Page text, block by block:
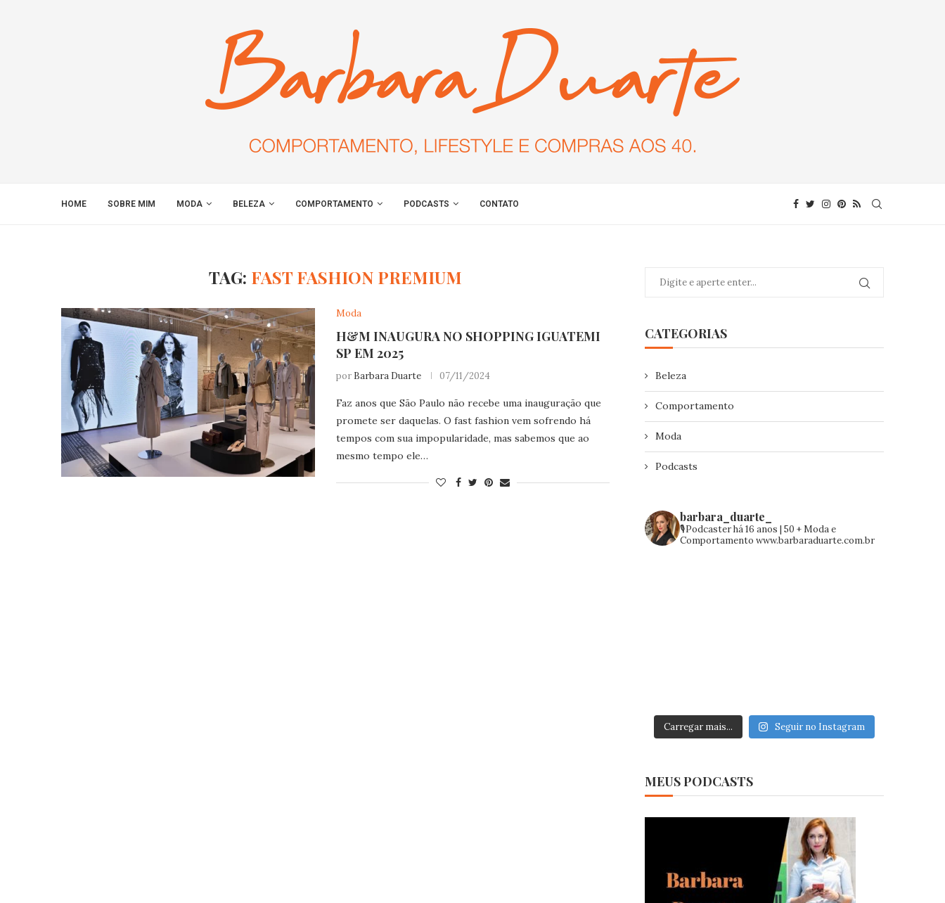
HOME SOBRE MIM MODA BELEZA COMPORTAMENTO PODCASTS CONTATO
TAG: FAST FASHION PREMIUM
Moda
H&M INAUGURA NO SHOPPING IGUATEMI
SP EM 2025
por Barbara Duarte 07/11/2024
Faz anos que São Paulo não recebe uma inauguração que
promete ser daquelas. O fast fashion vem sofrendo há
tempos com sua impopularidade, mas sabemos que ao
mesmo tempo ele…
CATEGORIAS
Beleza
Comportamento
Moda
Podcasts
barbara_duarte_
🎙️Podcaster há 16 anos | 50 +Moda e
Comportamento www.barbaraduarte.com.br
Carregar mais... Seguir no Instagram
MEUS PODCASTS